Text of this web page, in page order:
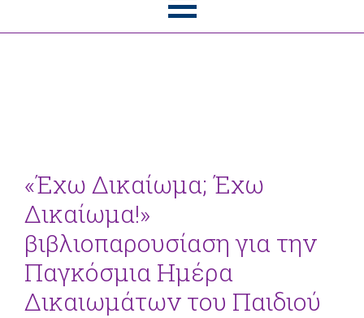
«Έχω Δικαίωμα; Έχω
Δικαίωμα!»
βιβλιοπαρουσίαση για την
Παγκόσμια Ημέρα
Δικαιωμάτων του Παιδιού